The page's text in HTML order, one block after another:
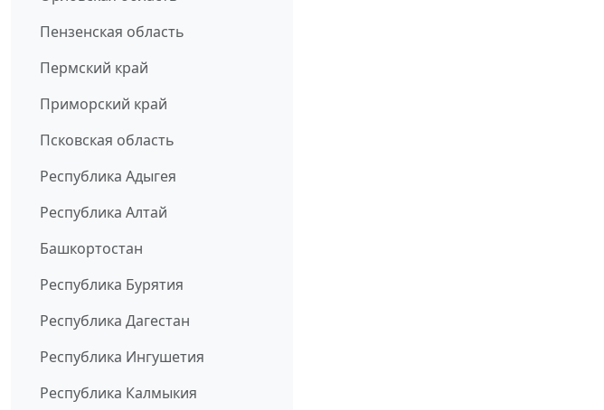
Пензенская область
Пермский край
Приморский край
Псковская область
Республика Адыгея
Республика Алтай
Башкортостан
Республика Бурятия
Республика Дагестан
Республика Ингушетия
Республика Калмыкия